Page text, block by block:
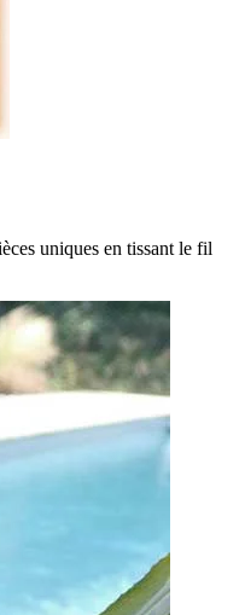
uniques en tissant le fil